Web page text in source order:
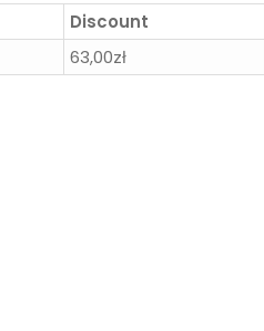
Discount
63,00zł